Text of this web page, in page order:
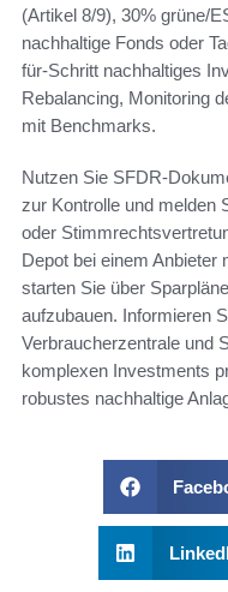
(Artikel 8/9), 30% grüne/
nachhaltige Fonds oder
für-Schritt nachhaltiges
Rebalancing, Monitoring
mit Benchmarks.
Nutzen Sie SFDR-
zur Kontrolle und melden
oder
Depot bei einem Anbieter
starten Sie über
aufzubauen. Informieren
Verbraucherzentrale und
komplexen Investments
robustes nachhaltige